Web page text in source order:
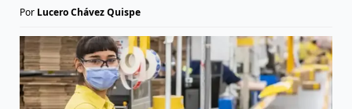
Por Lucero Chávez Quispe